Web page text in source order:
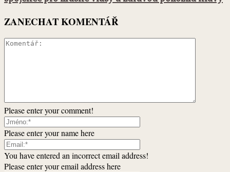
ZANECHAT KOMENTÁŘ
Please enter your comment!
Please enter your name here
You have entered an incorrect email address!
Please enter your email address here